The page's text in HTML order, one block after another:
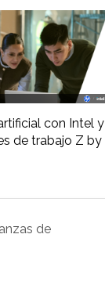
con Intel y
de trabajo Z by
de